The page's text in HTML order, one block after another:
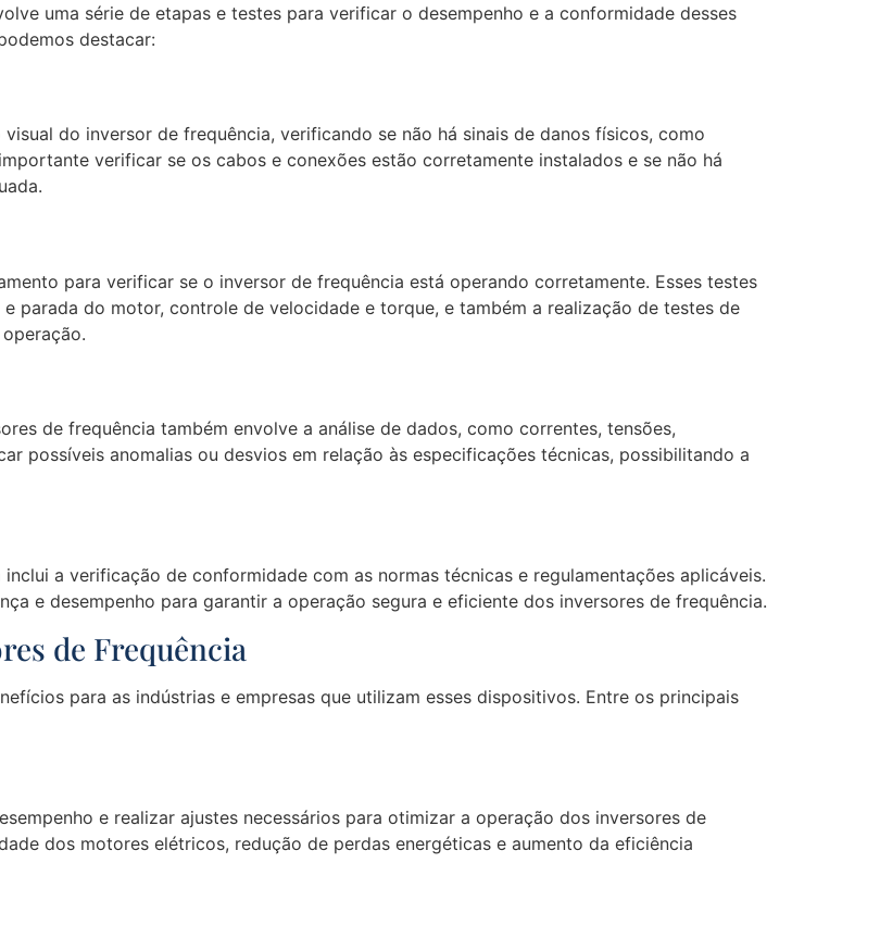
uma série de etapas e testes para verificar o desempenho e a conformidade desses
destacar:
do inversor de frequência, verificando se não há sinais de danos físicos, como
verificar se os cabos e conexões estão corretamente instalados e se não há
para verificar se o inversor de frequência está operando corretamente. Esses testes
parada do motor, controle de velocidade e torque, e também a realização de testes de
de frequência também envolve a análise de dados, como correntes, tensões,
possíveis anomalias ou desvios em relação às especificações técnicas, possibilitando a
a verificação de conformidade com as normas técnicas e regulamentações aplicáveis.
e desempenho para garantir a operação segura e eficiente dos inversores de frequência.
de Frequência
para as indústrias e empresas que utilizam esses dispositivos. Entre os principais
e realizar ajustes necessários para otimizar a operação dos inversores de
dos motores elétricos, redução de perdas energéticas e aumento da eficiência